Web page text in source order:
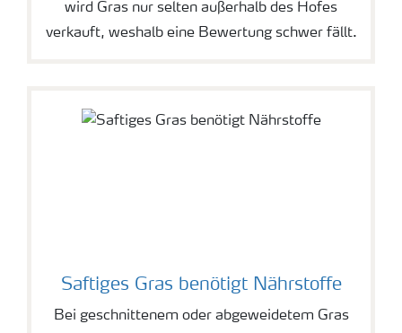
wird Gras nur selten außerhalb des Hofes
verkauft, weshalb eine Bewertung schwer fällt.
Saftiges Gras benötigt Nährstoffe
Bei geschnittenem oder abgeweidetem Gras